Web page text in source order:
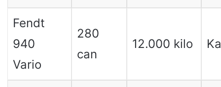
Fendt
940
Vario
280
can
12.000 kilo